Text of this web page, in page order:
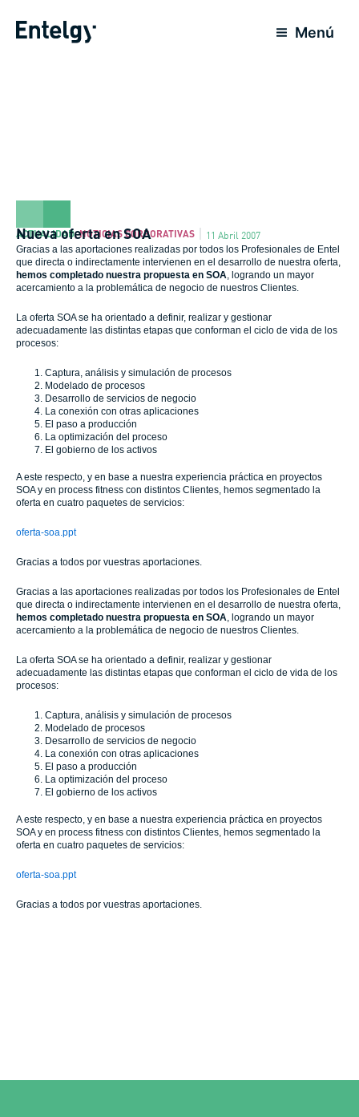
Menú
ACTUALIDAD,NOTICIAS CORPORATIVAS 11 Abril 2007
Nueva oferta en SOA
Gracias a las aportaciones realizadas por todos los Profesionales de Entel
que directa o indirectamente intervienen en el desarrollo de nuestra oferta,
hemos completado nuestra propuesta en SOA, logrando un mayor
acercamiento a la problemática de negocio de nuestros Clientes.
La oferta SOA se ha orientado a definir, realizar y gestionar
adecuadamente las distintas etapas que conforman el ciclo de vida de los
procesos:
Captura, análisis y simulación de procesos
Modelado de procesos
Desarrollo de servicios de negocio
La conexión con otras aplicaciones
El paso a producción
La optimización del proceso
El gobierno de los activos
A este respecto, y en base a nuestra experiencia práctica en proyectos
SOA y en process fitness con distintos Clientes, hemos segmentado la
oferta en cuatro paquetes de servicios:
oferta-soa.ppt
Gracias a todos por vuestras aportaciones.
Gracias a las aportaciones realizadas por todos los Profesionales de Entel
que directa o indirectamente intervienen en el desarrollo de nuestra oferta,
hemos completado nuestra propuesta en SOA, logrando un mayor
acercamiento a la problemática de negocio de nuestros Clientes.
La oferta SOA se ha orientado a definir, realizar y gestionar
adecuadamente las distintas etapas que conforman el ciclo de vida de los
procesos:
Captura, análisis y simulación de procesos
Modelado de procesos
Desarrollo de servicios de negocio
La conexión con otras aplicaciones
El paso a producción
La optimización del proceso
El gobierno de los activos
A este respecto, y en base a nuestra experiencia práctica en proyectos
SOA y en process fitness con distintos Clientes, hemos segmentado la
oferta en cuatro paquetes de servicios:
oferta-soa.ppt
Gracias a todos por vuestras aportaciones.